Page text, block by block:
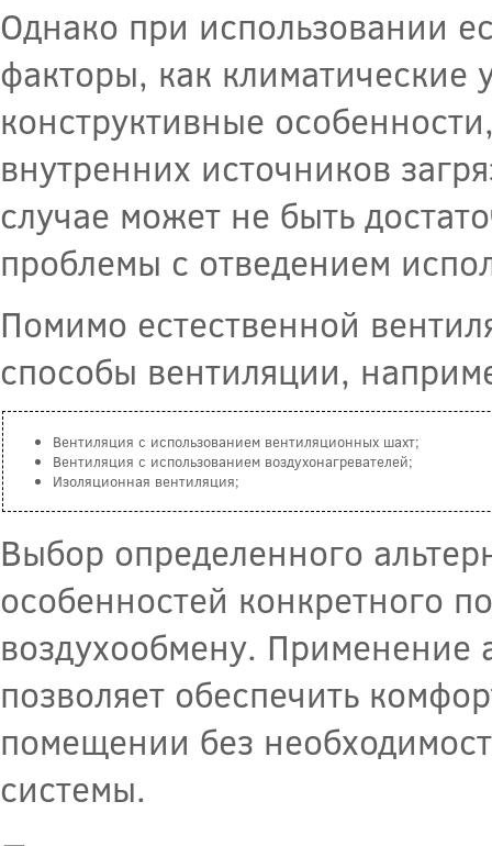
Однако при использовании
факторы, как климатические
конструктивные
внутренних источников
случае может не быть
проблемы с отведением
Помимо естественной
способы вентиляции,
Вентиляция с использованием вентиляционных шахт;
Вентиляция с использованием воздухонагревателей;
Изоляционная вентиляция;
Выбор определенного
особенностей конкретного
воздухообмену. Применение
позволяет обеспечить
помещении без
системы.